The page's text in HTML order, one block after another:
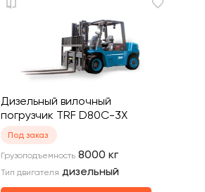
Дизельный вилочный
погрузчик TRF D80C-3X
Под заказ
Грузоподъемность 8000 кг
Тип двигателя дизельный